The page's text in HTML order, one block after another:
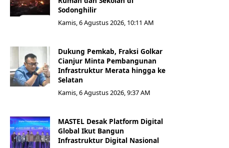
Sodonghilir
Kamis, 6 Agustus 2026, 10:11 AM
Dukung Pemkab, Fraksi Golkar
Cianjur Minta Pembangunan
Infrastruktur Merata hingga ke
Selatan
Kamis, 6 Agustus 2026, 9:37 AM
MASTEL Desak Platform Digital
Global Ikut Bangun
Infrastruktur Digital Nasional